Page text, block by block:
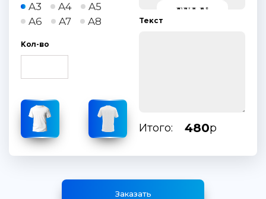
A3 A4
A5
A6
A7 A8
Кол-во
Текст
Итого: 480р